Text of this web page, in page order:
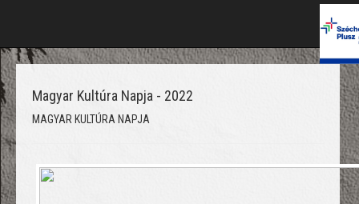
Magyar Kultúra Napja - 2022
MAGYAR KULTÚRA NAPJA